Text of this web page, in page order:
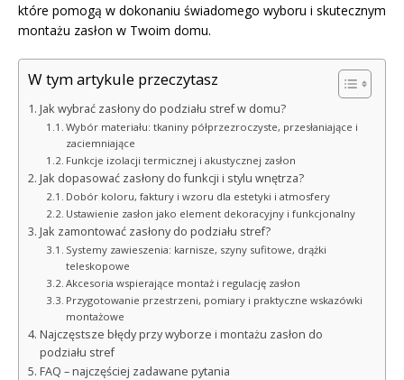
które pomogą w dokonaniu świadomego wyboru i skutecznym
montażu zasłon w Twoim domu.
W tym artykule przeczytasz
Jak wybrać zasłony do podziału stref w domu?
Wybór materiału: tkaniny półprzezroczyste, przesłaniające i
zaciemniające
Funkcje izolacji termicznej i akustycznej zasłon
Jak dopasować zasłony do funkcji i stylu wnętrza?
Dobór koloru, faktury i wzoru dla estetyki i atmosfery
Ustawienie zasłon jako element dekoracyjny i funkcjonalny
Jak zamontować zasłony do podziału stref?
Systemy zawieszenia: karnisze, szyny sufitowe, drążki
teleskopowe
Akcesoria wspierające montaż i regulację zasłon
Przygotowanie przestrzeni, pomiary i praktyczne wskazówki
montażowe
Najczęstsze błędy przy wyborze i montażu zasłon do
podziału stref
FAQ – najczęściej zadawane pytania